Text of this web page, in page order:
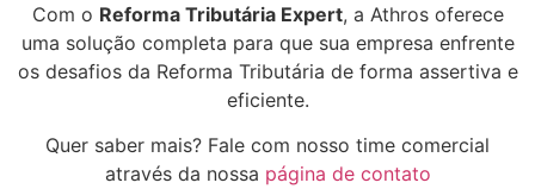
Com o Reforma Tributária Expert, a Athros oferece
uma solução completa para que sua empresa enfrente
os desafios da Reforma Tributária de forma assertiva e
eficiente.
Quer saber mais? Fale com nosso time comercial
através da nossa página de contato